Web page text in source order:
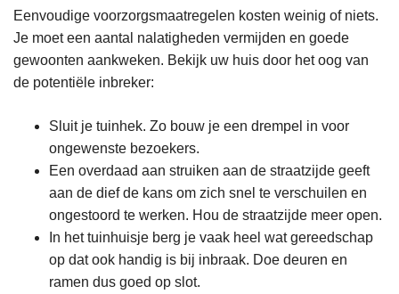
Eenvoudige voorzorgsmaatregelen kosten weinig of niets.
Je moet een aantal nalatigheden vermijden en goede
gewoonten aankweken. Bekijk uw huis door het oog van
de potentiële inbreker:
Sluit je tuinhek. Zo bouw je een drempel in voor
ongewenste bezoekers.
Een overdaad aan struiken aan de straatzijde geeft
aan de dief de kans om zich snel te verschuilen en
ongestoord te werken. Hou de straatzijde meer open.
In het tuinhuisje berg je vaak heel wat gereedschap
op dat ook handig is bij inbraak. Doe deuren en
ramen dus goed op slot.